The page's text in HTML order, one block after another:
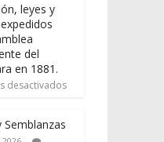
leyes y
del
en 1881.
desactivados
Semblanzas